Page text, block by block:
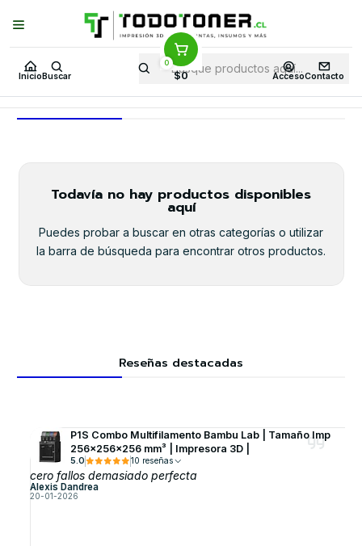
Inicio Buscar
0
$0 AccesoContacto
Puedes Elegir: Comprar enTienda· Despachoa Todo Chile · Retiro en
Tienda en24 Horas
Inicio BF NOV25 43
BF NOV25 43
Todavía no hay productos disponibles
aquí
Puedes probar a buscar en otras categorías o utilizar
la barra de búsqueda para encontrar otros productos.
Reseñas destacadas
P1S Combo Multifilamento Bambu Lab | Tamaño Imp
256×256×256 mm³ | Impresora 3D |
5.0 10 reseñas
cero fallos demasiado perfecta
Alexis Dandrea
20-01-2026